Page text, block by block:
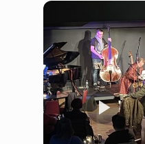
większości dorosłych